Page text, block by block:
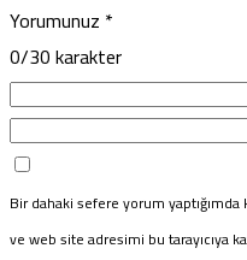
Yorumunuz *
0/30 karakter
Bir dahaki sefere yorum
ve web site adresimi bu tarayıcıya